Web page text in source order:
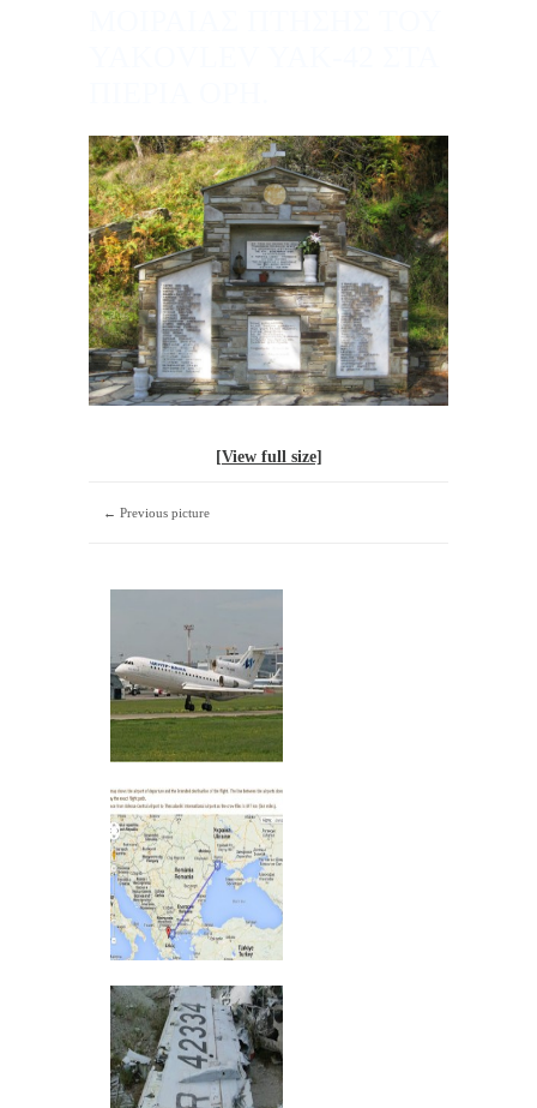
[View full size]
← Previous picture